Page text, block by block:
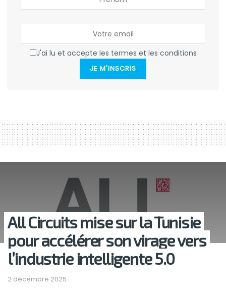
J'ai lu et accepte les termes et les conditions
JE M'INSCRIS
All Circuits mise sur la Tunisie
pour accélérer son virage vers
l’industrie intelligente 5.0
2 décembre 2025